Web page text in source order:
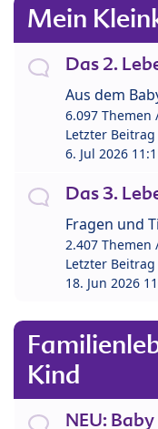
Mein
Das 2.
Aus dem
6.097 Themen
Letzter Beitrag
6. Jul 2026
Das 3.
Fragen und
2.407 Themen
Letzter Beitrag
18. Jun 2026
Kind
NEU: